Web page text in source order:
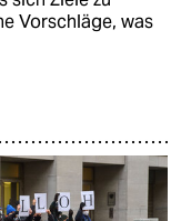
Vorschläge, was